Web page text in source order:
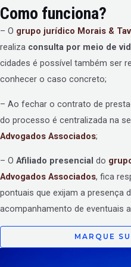
Como funciona?
– O grupo jurídico Morais &
realiza consulta por meio de
cidades é possível também ser
conhecer o caso concreto;
– Ao fechar o contrato de
do processo é centralizada na
Advogados Associados;
– O Afiliado presencial do
Advogados Associados, fica
pontuais que exijam a presença
acompanhamento de eventuais
MARQUE